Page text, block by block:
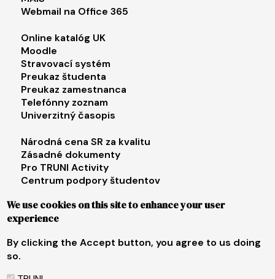
Webmail na Office 365
Footer menu 2
Online katalóg UK
Moodle
Stravovací systém
Preukaz študenta
Preukaz zamestnanca
Telefónny zoznam
Univerzitný časopis
Footer menu 3
Národná cena SR za kvalitu
Zásadné dokumenty
Pro TRUNI Activity
Centrum podpory študentov
Footer menu 4
E-shop
Instagram
We use cookies on this site to enhance your user
experience
By clicking the Accept button, you agree to us doing
so.